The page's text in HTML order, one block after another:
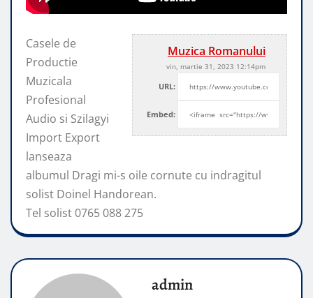
Muzica Romanului
vin, martie 31, 2023 12:14pm
URL:
Embed:
Casele de
Productie
Muzicala
Profesional
Audio si Szilagyi
Import Export
lanseaza
albumul Dragi mi-s oile cornute cu indragitul
solist Doinel Handorean.
Tel solist 0765 088 275
admin